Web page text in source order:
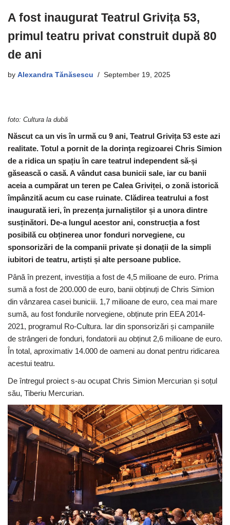
A fost inaugurat Teatrul Grivița 53,
primul teatru privat construit după 80
de ani
by Alexandra Tănăsescu September 19, 2025
foto: Cultura la dubă
Născut ca un vis în urmă cu 9 ani, Teatrul Grivița 53 este azi
realitate. Totul a pornit de la dorința regizoarei Chris Simion
de a ridica un spațiu în care teatrul independent să-și
găsească o casă. A vândut casa bunicii sale, iar cu banii
aceia a cumpărat un teren pe Calea Griviței, o zonă istorică
împânzită acum cu case ruinate. Clădirea teatrului a fost
inaugurată ieri, în prezența jurnaliștilor și a unora dintre
susținători. De-a lungul acestor ani, construcția a fost
posibilă cu obținerea unor fonduri norvegiene, cu
sponsorizări de la companii private și donații de la simpli
iubitori de teatru, artiști și alte persoane publice.
Până în prezent, investiția a fost de 4,5 milioane de euro. Prima
sumă a fost de 200.000 de euro, banii obținuți de Chris Simion
din vânzarea casei buniciii. 1,7 milioane de euro, cea mai mare
sumă, au fost fondurile norvegiene, obținute prin EEA 2014-
2021, programul Ro-Cultura. Iar din sponsorizări și campaniile
de strângeri de fonduri, fondatorii au obținut 2,6 milioane de euro.
În total, aproximativ 14.000 de oameni au donat pentru ridicarea
acestui teatru.
De întregul proiect s-au ocupat Chris Simion Mercurian și soțul
său, Tiberiu Mercurian.